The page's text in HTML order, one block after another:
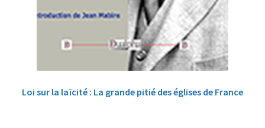
Loi sur la laïcité : La grande pitié des églises de France